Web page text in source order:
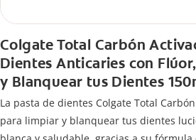
Colgate Total Carbón
Dientes Anticaries con
y Blanquear tus Dientes
La pasta de dientes Colgate Total
para limpiar y blanquear tus dientes